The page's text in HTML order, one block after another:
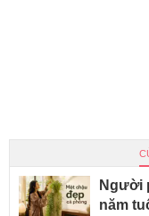
Người
năm